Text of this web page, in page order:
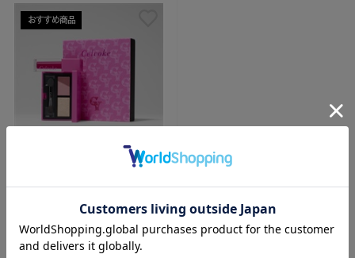
レビューが多い順
レビュー評価が高い順
おすすめ商品
【Celvoke】ピンクア
ミュレット［EX01～
EX02］＜限定品＞
¥6,930